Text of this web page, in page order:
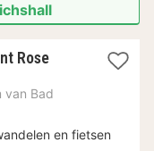
Rose3
vanaf
van Bad
en fietsen